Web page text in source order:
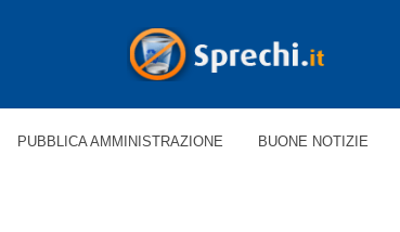
PUBBLICA AMMINISTRAZIONE BUONE NOTIZIE